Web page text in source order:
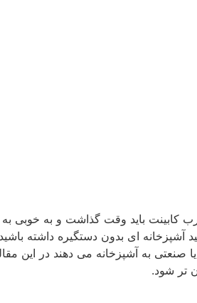
کابینت باید وقت گذاشت و به خوبی
آشپزخانه ای بدون دستگیره داشته
صنعتی به آشپزخانه می دهند در این
تر شود.